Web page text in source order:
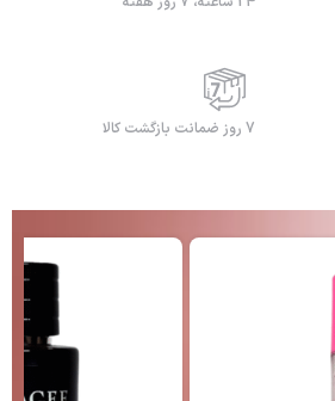
7 روز ضمانت بازگشت کالا